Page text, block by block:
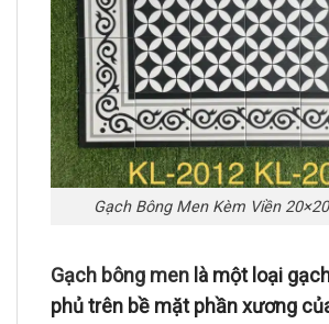
Gạch Bông Men Kèm Viền
Gạch bông men là một loại
phủ trên bề mặt phần xương